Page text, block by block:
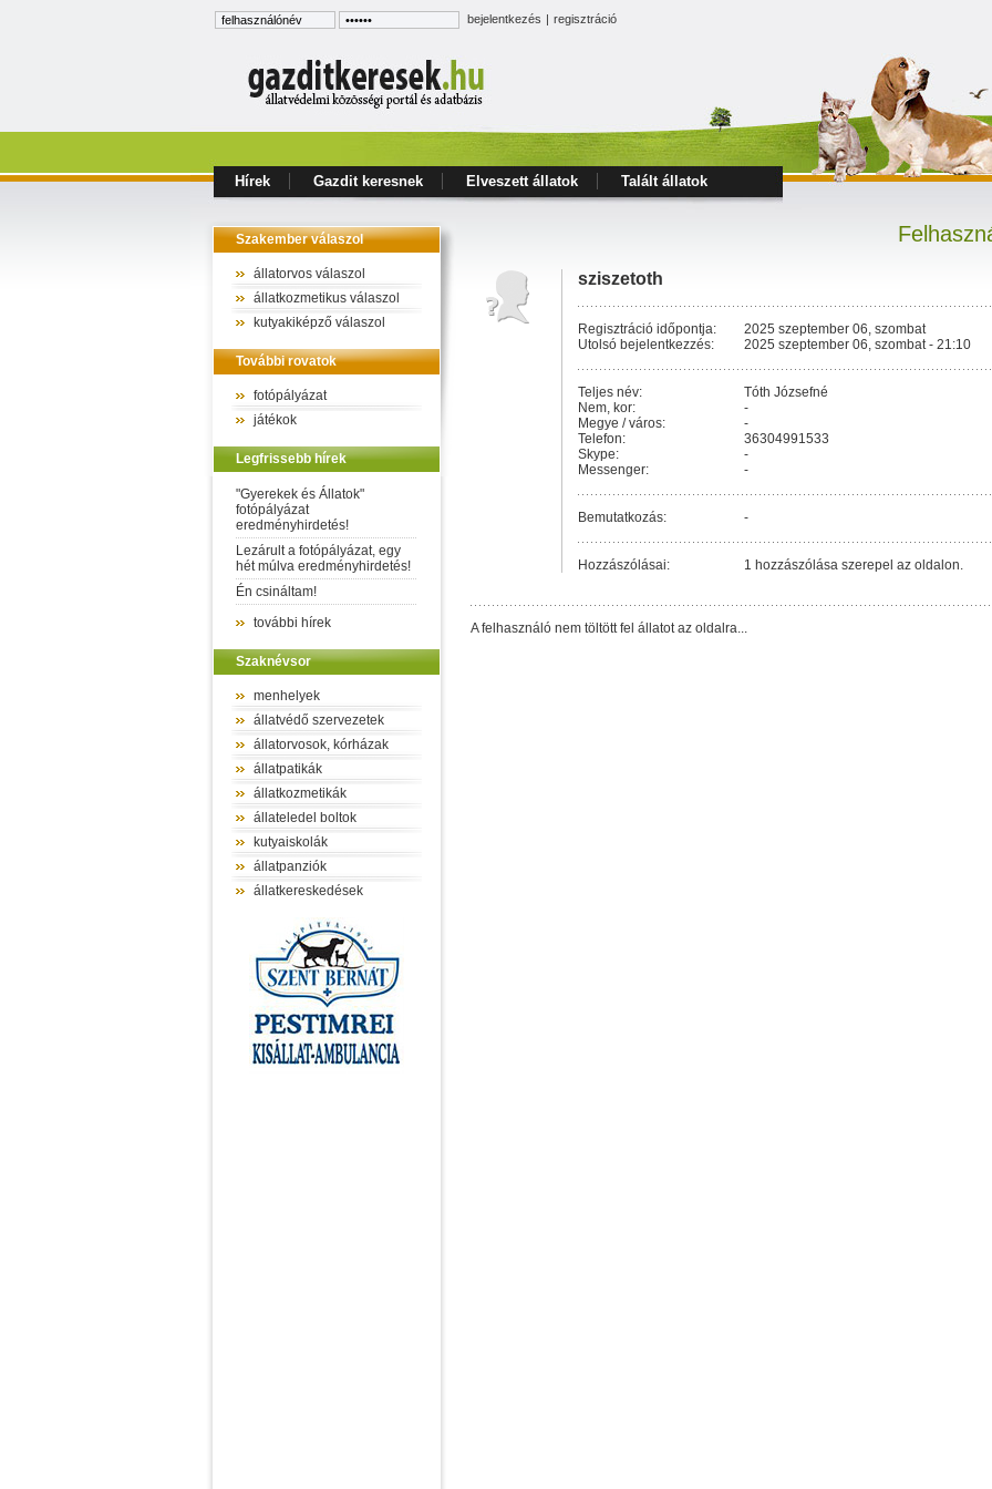
bejelentkezés | regisztráció
Hírek Gazdit keresnek Elveszett állatok Talált állatok
Szakember válaszol
állatorvos válaszol
állatkozmetikus válaszol
kutyakiképző válaszol
További rovatok
fotópályázat
játékok
Legfrissebb hírek
"Gyerekek és Állatok"
fotópályázat
eredményhirdetés!
Lezárult a fotópályázat, egy
hét múlva eredményhirdetés!
Én csináltam!
további hírek
Szaknévsor
menhelyek
állatvédő szervezetek
állatorvosok, kórházak
állatpatikák
állatkozmetikák
állateledel boltok
kutyaiskolák
állatpanziók
állatkereskedések
sziszetoth
Regisztráció időpontja:
Utolsó bejelentkezzés:
2025 szeptember 06, szombat
2025 szeptember 06, szombat - 21:10
Teljes név:
Nem, kor:
Megye / város:
Telefon:
Skype:
Messenger:
Tóth Józsefné
-
-
36304991533
-
-
Bemutatkozás: -
Hozzászólásai: 1 hozzászólása szerepel az oldalon.
A felhasználó nem töltött fel állatot az oldalra...